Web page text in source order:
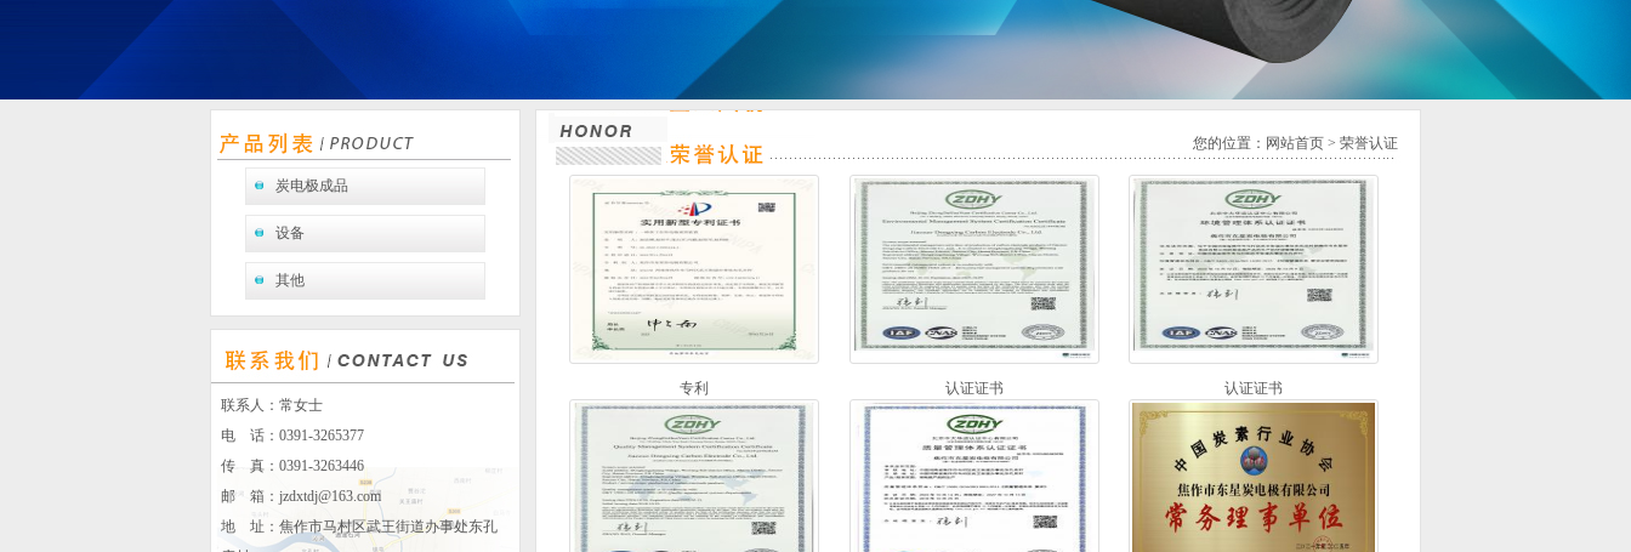
炭电极成品
设备
其他
联系人：常女士
电 话：0391-3265377
传 真：0391-3263446
邮 箱： jzdxtdj@163.com
地 址：焦作市马村区武王街道办事处东孔
您的位置： 网站首页 > 荣誉认证
专利 认证证书 认证证书